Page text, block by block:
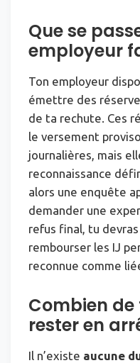
Que se
employeur
Ton employeur
émettre des
de ta rechute. Ces
le versement
journalières, mais
reconnaissance
alors une enquête
demander une
refus final, tu
rembourser les IJ
reconnue comme
Combien
rester en
Il n’existe aucune